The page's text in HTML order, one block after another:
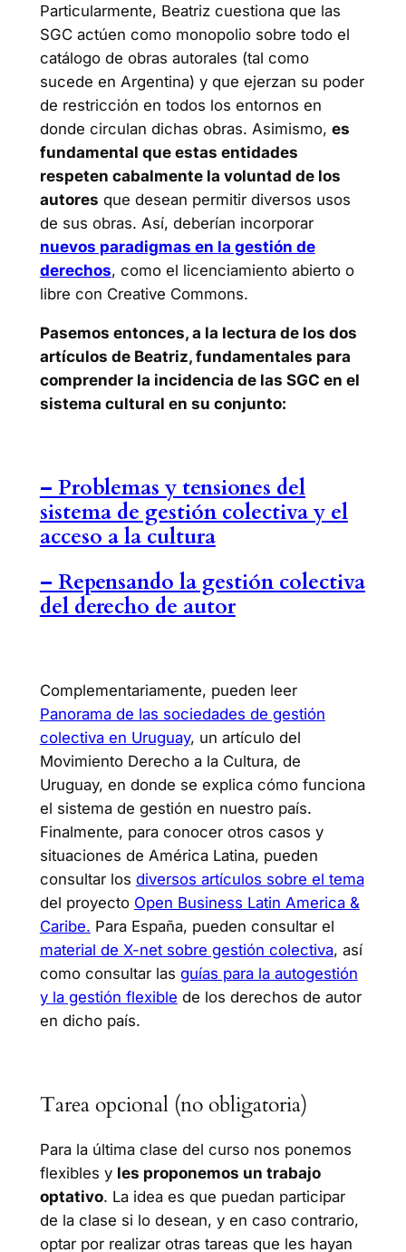
Particularmente, Beatriz cuestiona que las
SGC actúen como monopolio sobre todo el
catálogo de obras autorales (tal como
sucede en Argentina) y que ejerzan su poder
de restricción en todos los entornos en
donde circulan dichas obras. Asimismo, es
fundamental que estas entidades
respeten cabalmente la voluntad de los
autores que desean permitir diversos usos
de sus obras. Así, deberían incorporar
nuevos paradigmas en la gestión de
derechos, como el licenciamiento abierto o
libre con Creative Commons.
Pasemos entonces, a la lectura de los dos
artículos de Beatriz, fundamentales para
comprender la incidencia de las SGC en el
sistema cultural en su conjunto:
– Problemas y tensiones del
sistema de gestión colectiva y el
acceso a la cultura
– Repensando la gestión colectiva
del derecho de autor
Complementariamente, pueden leer
Panorama de las sociedades de gestión
colectiva en Uruguay, un artículo del
Movimiento Derecho a la Cultura, de
Uruguay, en donde se explica cómo funciona
el sistema de gestión en nuestro país.
Finalmente, para conocer otros casos y
situaciones de América Latina, pueden
consultar los diversos artículos sobre el tema
del proyecto Open Business Latin America &
Caribe. Para España, pueden consultar el
material de X-net sobre gestión colectiva, así
como consultar las guías para la autogestión
y la gestión flexible de los derechos de autor
en dicho país.
Tarea opcional (no obligatoria)
Para la última clase del curso nos ponemos
flexibles y les proponemos un trabajo
optativo. La idea es que puedan participar
de la clase si lo desean, y en caso contrario,
optar por realizar otras tareas que les hayan